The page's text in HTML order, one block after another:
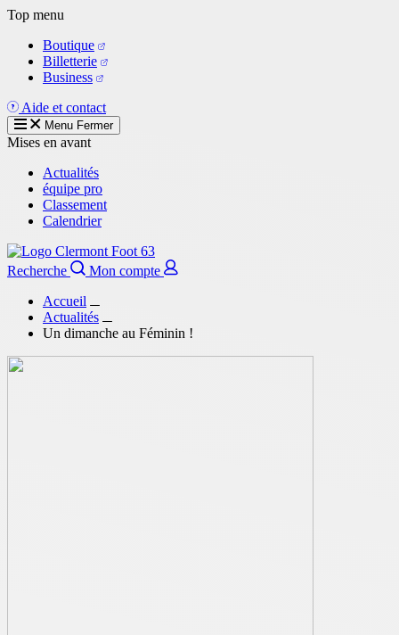
Aller
contenu
principal
Top menu
Boutique
Billetterie
Business
Aide et contact
Menu Fermer
Mises en avant
Actualités
équipe pro
Classement
Calendrier
Recherche
Mon compte
Accueil
Actualités
Un dimanche au Féminin !